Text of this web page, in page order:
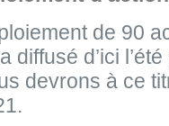
de 90
diffusé d’ici
devrons à ce